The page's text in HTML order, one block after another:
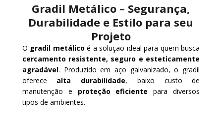
Gradil Metálico – Segurança,
Durabilidade e Estilo para seu
Projeto
O gradil metálico é a solução ideal para quem busca
cercamento resistente, seguro e esteticamente
agradável. Produzido em aço galvanizado, o gradil
oferece alta durabilidade, baixo custo de
manutenção e proteção eficiente para diversos
tipos de ambientes.